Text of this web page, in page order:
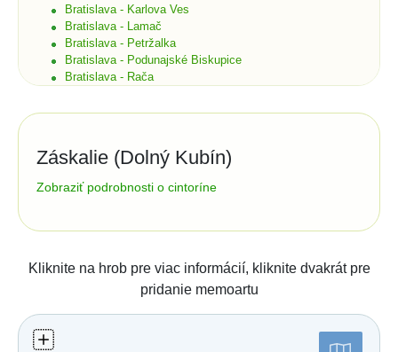
Bratislava - Karlova Ves
Bratislava - Lamač
Bratislava - Petržalka
Bratislava - Podunajské Biskupice
Bratislava - Rača
Bratislava - Ružinov
Bratislava - Vrakuňa
Brekov
Bučany
Budmerice
Bukovec okr. Košice
Bukovec okr. Myjava
Záskalie (Dolný Kubín)
Správa cintorína:
02601 Dolný Kubín
Číslo účtu (IBAN):
0014106332/0200
Štatistiky:
Počet hrobov: 255
Zobraziť podrobnosti o cintoríne
Kliknite na hrob pre viac informácií, kliknite dvakrát pre
pridanie memoartu